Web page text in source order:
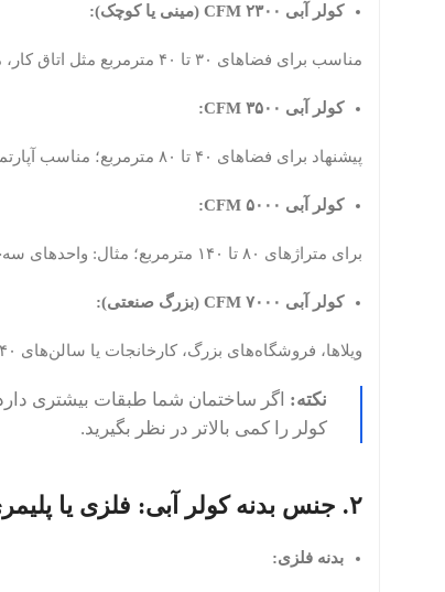
کولر آبی ۲۳۰۰ CFM (مینی یا کوچک):
مناسب برای فضاهای ۳۰ تا ۴۰ مترمربع مثل اتاق کار، مغازه یا واحد کوچک.
کولر آبی ۳۵۰۰ CFM:
پیشنهاد برای فضاهای ۴۰ تا ۸۰ مترمربع؛ مناسب آپارتمان یک یا دوخوابه یا خانه‌ ویلایی متوسط.
کولر آبی ۵۰۰۰ CFM:
برای متراژهای ۸۰ تا ۱۴۰ مترمربع؛ مثال: واحدهای سه‌خوابه، کارگاه‌های کوچک یا طبقات اصلی منزل.
کولر آبی ۷۰۰۰ CFM (بزرگ صنعتی):
ویلاها، فروشگاه‌های بزرگ، کارخانجات یا سالن‌های ۱۴۰ تا ۲۰۰ مترمربع.
نکته: اگر ساختمان شما طبقات بیشتری
کولر را کمی بالاتر در نظر بگیرید.
۲. جنس بدنه کولر آبی: فلزی یا پلیمری (پلاستیکی)
بدنه فلزی: